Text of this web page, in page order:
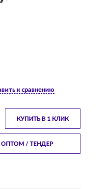
к сравнению
КУПИТЬ В 1 КЛИК
ОПТОМ/ ТЕНДЕР